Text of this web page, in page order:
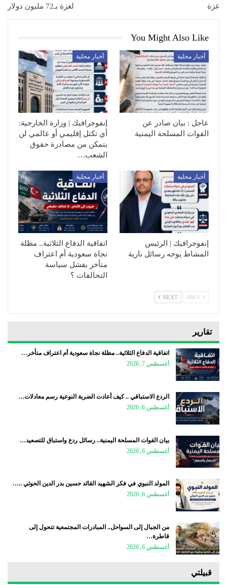
غزة لغزة بـ72 مليون دولار
You Might Also Like
أخبار محلية
عاجل : بيان صادر عن
القوات المسلحة اليمنية
أخبار محلية
إنفوجرافيك | وزارة الخارجية:
أي تكتل إقليمي أو عالمي لن
يتمكن من مصادرة حقوق
الشعب…
أخبار محلية
إنفوجرافيك | الرئيس
المشاط يوجه رسائل نارية
أخبار محلية
اتفاقية الدفاع الثلاثية.. مظلة
نجاة سعودية أم اعتراف
متأخر بفشل سياسة
التحالفات ؟
NEXT
تقارير
اتفاقية الدفاع الثلاثية.. مظلة نجاة سعودية أم اعتراف متأخر…
أغسطس 7, 2026
الردع الاستباقي .. كيف أعادت الضربة النوعية رسم معادلات…
أغسطس 6, 2026
بيان القوات المسلحة اليمنية.. رسائل ردع واستباق للتصعيد…
أغسطس 6, 2026
المولد النبوي في فكر الشهيد القائد حسين بدر الدين الحوثي ..…
أغسطس 6, 2026
من الجبال إلى السواحل.. المبادرات المجتمعية تتحول إلى
قاطرة…
أغسطس 6, 2026
قبيلتي